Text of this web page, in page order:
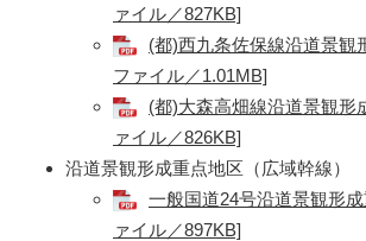
ァイル／827KB]
(都)西九条佐保線沿道景観
ファイル／1.01MB]
(都)大森高畑線沿道景観形
ァイル／826KB]
沿道景観形成重点地区（広域幹線）
一般国道24号沿道景観形
ァイル／897KB]